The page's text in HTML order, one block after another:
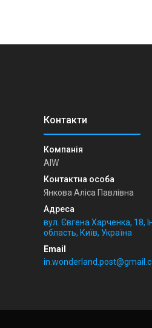
AIW
Янкова Аліса Павлівна
вул. Євгена Харченка, 18,
область, Київ, Україна